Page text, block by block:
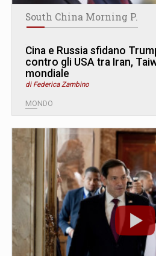
South China Morning P.
Cina e Russia sfidano
contro gli USA tra Iran,
mondiale
di Federica Zambino
MONDO